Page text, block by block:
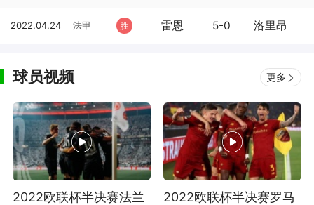
2022.04.24 法甲 胜 雷恩 5-0 洛里昂
球员视频 更多
2022欧联杯半决赛法兰
2022欧联杯半决赛罗马